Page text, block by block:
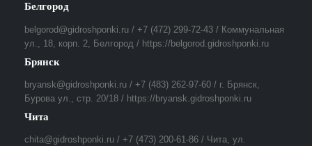
Белгород
belgorod@gidroshponki.ru / +7 (472) 299-72-43 / Коммунальная
ул., 18, корп. 2, Белгород / https://belgorod.gidroshponki.ru
Брянск
bryansk@gidroshponki.ru / +7 (483) 262-97-60 / г. Брянск,
Бурова ул., стр. 20/18 / https://bryansk.gidroshponki.ru
Чита
chita@gidroshponki.ru / +7 (473) 200-61-86 / Чита, ул.